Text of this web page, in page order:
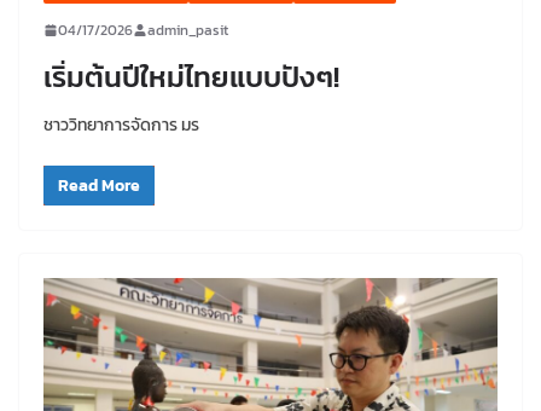
04/17/2026 admin_pasit
เริ่มต้นปีใหม่ไทยแบบปังๆ!
ชาววิทยาการจัดการ มร
Read More